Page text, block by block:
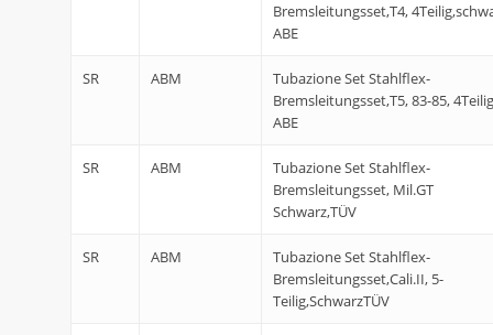
Bremsleitungsset,T4,
ABE
SR ABM
Tubazione Set Stahlflex-
Bremsleitungsset,T5, 83-85,
ABE
SR ABM
Tubazione Set Stahlflex-
Bremsleitungsset, Mil.GT
Schwarz,TÜV
SR ABM
Tubazione Set Stahlflex-
Bremsleitungsset,Cali.II, 5-
Teilig,SchwarzTÜV